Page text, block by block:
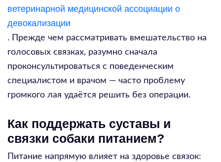
ветеринарной медицинской ассоциации о
девокализации
. Прежде чем рассматривать вмешательство на
голосовых связках, разумно сначала
проконсультироваться с поведенческим
специалистом и врачом — часто проблему
громкого лая удаётся решить без операции.
Как поддержать суставы и
связки собаки питанием?
Питание напрямую влияет на здоровье связок: